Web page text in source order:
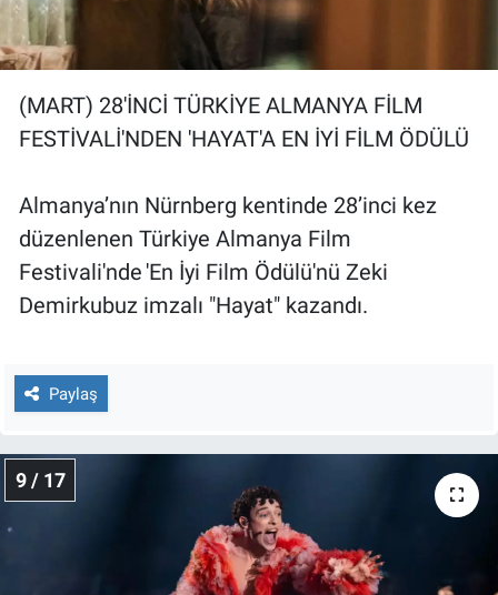
(MART) 28'İNCİ TÜRKİYE ALMANYA FİLM
FESTİVALİ'NDEN 'HAYAT'A EN İYİ FİLM ÖDÜLÜ
Almanya’nın Nürnberg kentinde 28’inci kez
düzenlenen Türkiye Almanya Film
Festivali'nde 'En İyi Film Ödülü'nü Zeki
Demirkubuz imzalı "Hayat" kazandı.
Paylaş
9 / 17